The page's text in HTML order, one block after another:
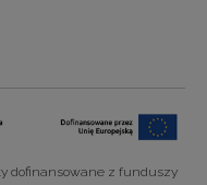
dofinansowane z funduszy